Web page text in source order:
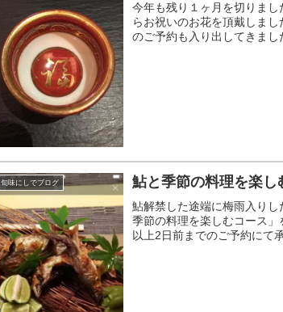
今年も残り１ヶ月を切りま
らお祝いのお花を頂戴しま
のご予約も入り出してきま
旬味にしでブログ 鮎と季節の料理を楽
鮎解禁した途端に梅雨入り
季節の料理を楽しむコース
以上2日前までのご予約にて